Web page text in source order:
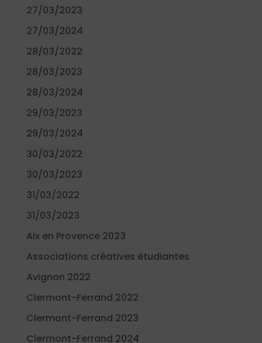
27/03/2023
27/03/2024
28/03/2022
28/03/2023
28/03/2024
29/03/2023
29/03/2024
30/03/2022
30/03/2023
31/03/2022
31/03/2023
Aix en Provence 2023
Associations créatives étudiantes
Avignon 2022
Clermont-Ferrand 2022
Clermont-Ferrand 2023
Clermont-Ferrand 2024